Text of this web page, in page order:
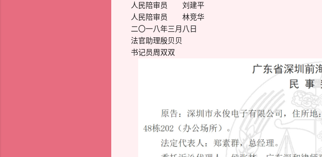
人民陪审员 刘建平
人民陪审员 林竞华
二〇一八年三月八日
法官助理殷贝贝
书记员周双双